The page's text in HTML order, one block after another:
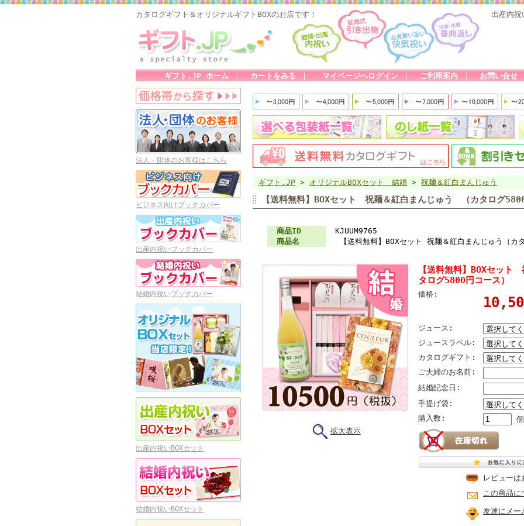
カタログギフト＆オリジナルギフトBOXのお店です！ 出産内
ギフト.JP ホーム ｜ カートをみる ｜ マイページへログイン ｜ ご利用案内 ｜ お問い合せ
法人・団体のお客様はこちら
ビジネス向けブックカバー
出産内祝いブックカバー
結婚内祝いブックカバー
出産内祝いBOXセット
結婚内祝いBOXセット
ギフト.JP > オリジナルBOXセット 結婚 > 祝麺＆紅白まんじゅう
【送料無料】BOXセット 祝麺＆紅白まんじゅう （カタログ
商品ID
KJUUM9765
商品名
【送料無料】BOXセット 祝麺＆紅白まんじゅう（カ
拡大表示
【送料無料】BOXセッ
タログ5800円コース）
価格:
ジュース:
ジュースラベル:
カタログギフト:
ご夫婦のお名前:
結婚記念日:
手提げ袋:
購入数:
個
レビューは
この商品に
友達にメー